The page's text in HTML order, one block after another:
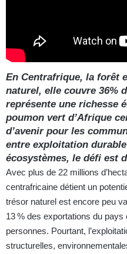
En Centrafrique, la forêt
naturel, elle couvre 36%
représente une richesse
poumon vert d’Afrique
d’avenir pour les
entre exploitation
écosystèmes, le défi est
Avec plus de 22 millions
centrafricaine détient un
trésor naturel est encore peu
13 % des exportations du
personnes. Pourtant,
structurelles,